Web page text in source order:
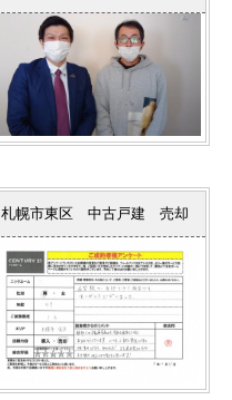
札幌市東区 中古戸建 売却